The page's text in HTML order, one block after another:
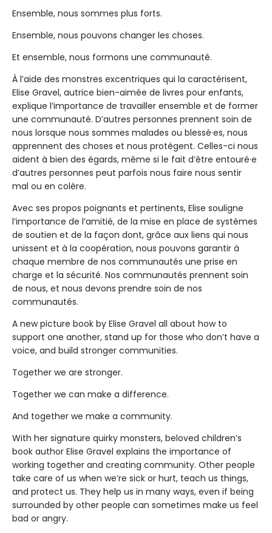
Ensemble, nous sommes plus forts.
Ensemble, nous pouvons changer les choses.
Et ensemble, nous formons une communauté.
À l’aide des monstres excentriques qui la caractérisent,
Elise Gravel, autrice bien-aimée de livres pour enfants,
explique l’importance de travailler ensemble et de former
une communauté. D’autres personnes prennent soin de
nous lorsque nous sommes malades ou blessé·es, nous
apprennent des choses et nous protègent. Celles-ci nous
aident à bien des égards, même si le fait d’être entouré·e
d’autres personnes peut parfois nous faire nous sentir
mal ou en colère.
Avec ses propos poignants et pertinents, Elise souligne
l’importance de l’amitié, de la mise en place de systèmes
de soutien et de la façon dont, grâce aux liens qui nous
unissent et à la coopération, nous pouvons garantir à
chaque membre de nos communautés une prise en
charge et la sécurité. Nos communautés prennent soin
de nous, et nous devons prendre soin de nos
communautés.
A new picture book by Elise Gravel all about how to
support one another, stand up for those who don’t have a
voice, and build stronger communities.
Together we are stronger.
Together we can make a difference.
And together we make a community.
With her signature quirky monsters, beloved children’s
book author Elise Gravel explains the importance of
working together and creating community. Other people
take care of us when we’re sick or hurt, teach us things,
and protect us. They help us in many ways, even if being
surrounded by other people can sometimes make us feel
bad or angry.